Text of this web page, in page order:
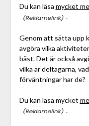
Du kan läsa mycket
.
Genom att sätta upp
avgöra vilka
bäst. Det är också
vilka är deltagarna,
förväntningar har de?
Du kan läsa mycket
.